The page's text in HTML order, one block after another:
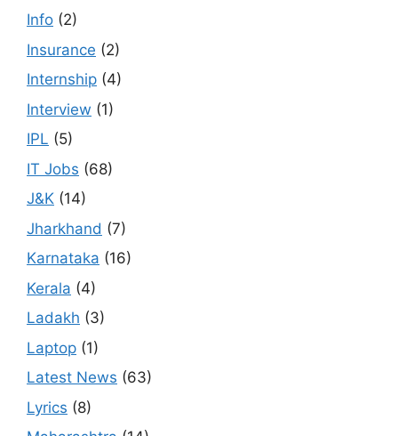
Info (2)
Insurance (2)
Internship (4)
Interview (1)
IPL (5)
IT Jobs (68)
J&K (14)
Jharkhand (7)
Karnataka (16)
Kerala (4)
Ladakh (3)
Laptop (1)
Latest News (63)
Lyrics (8)